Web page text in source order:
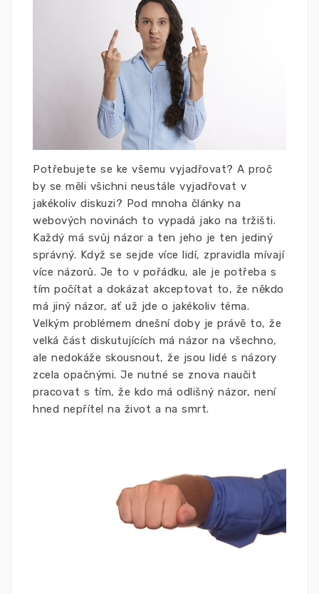
Potřebujete se ke všemu vyjadřovat? A proč
by se měli všichni neustále vyjadřovat v
jakékoliv diskuzi? Pod mnoha články na
webových novinách to vypadá jako na tržišti.
Každý má svůj názor a ten jeho je ten jediný
správný. Když se sejde více lidí, zpravidla mívají
více názorů. Je to v pořádku, ale je potřeba s
tím počítat a dokázat akceptovat to, že někdo
má jiný názor, ať už jde o jakékoliv téma.
Velkým problémem dnešní doby je právě to, že
velká část diskutujících má názor na všechno,
ale nedokáže skousnout, že jsou lidé s názory
zcela opačnými. Je nutné se znova naučit
pracovat s tím, že kdo má odlišný názor, není
hned nepřítel na život a na smrt.